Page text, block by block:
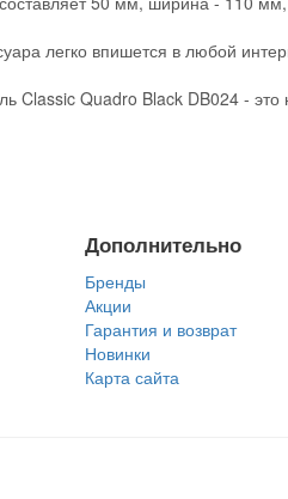
легко впишется в любой
Classic Quadro Black DB024 -
Дополнительно
Бренды
Акции
Гарантия и возврат
Новинки
Карта сайта